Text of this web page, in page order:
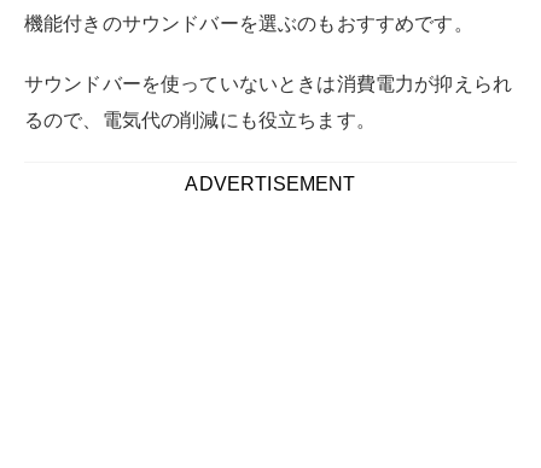
機能付きのサウンドバーを選ぶのもおすすめです。
サウンドバーを使っていないときは消費電力が抑えられ
るので、電気代の削減にも役立ちます。
ADVERTISEMENT